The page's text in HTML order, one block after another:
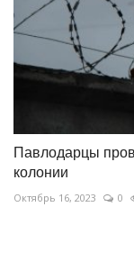
Павлодарцы
колонии
Октябрь 16, 2023 0